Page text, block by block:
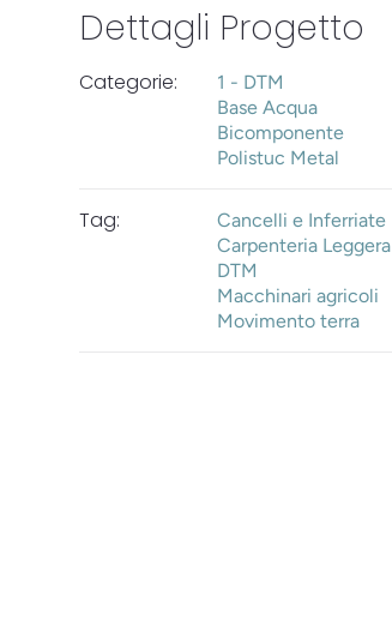
Dettagli Progetto
Categorie:
1 - DTM
Base Acqua
Bicomponente
Polistuc Metal
Tag:
Cancelli e Inferriate
Carpenteria Leggera
DTM
Macchinari agricoli
Movimento terra